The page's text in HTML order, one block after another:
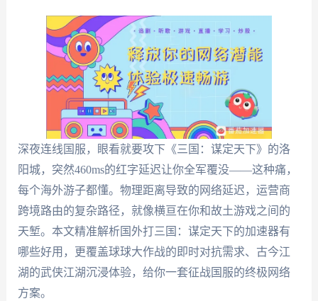
深夜连线国服，眼看就要攻下《三国：谋定天下》的洛
阳城，突然460ms的红字延迟让你全军覆没——这种痛，
每个海外游子都懂。物理距离导致的网络延迟，运营商
跨境路由的复杂路径，就像横亘在你和故土游戏之间的
天堑。本文精准解析国外打三国：谋定天下的加速器有
哪些好用，更覆盖球球大作战的即时对抗需求、古今江
湖的武侠江湖沉浸体验，给你一套征战国服的终极网络
方案。